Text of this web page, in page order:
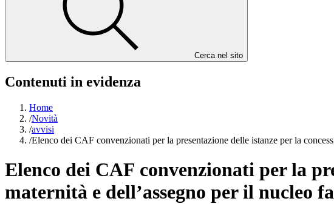
Cerca nel sito
Contenuti in evidenza
Home
/Novità
/avvisi
/Elenco dei CAF convenzionati per la presentazione delle istanze per la
Elenco dei CAF convenzionati per la
maternità e dell’assegno per il nucleo